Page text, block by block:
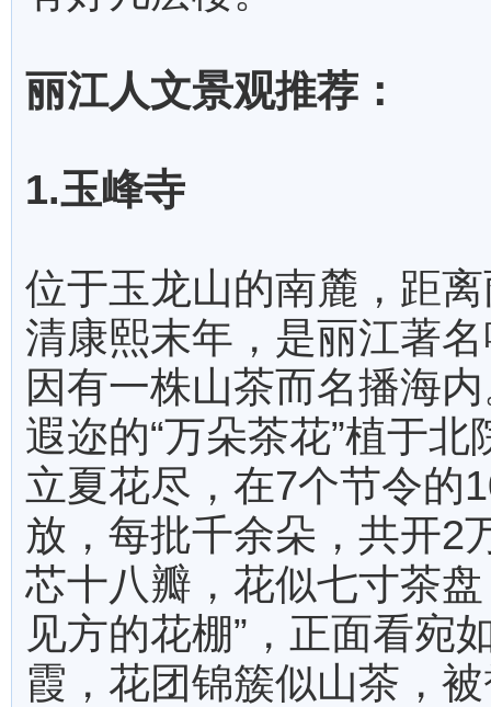
丽江人文景观推荐：
1.玉峰寺
位于玉龙山的南麓，距
清康熙末年，是丽江著
因有一株山茶而名播海
遐迩的“万朵茶花”植于
立夏花尽，在7个节令的
放，每批千余朵，共开2
芯十八瓣，花似七寸茶
见方的花棚”，正面看宛
霞，花团锦簇似山茶，